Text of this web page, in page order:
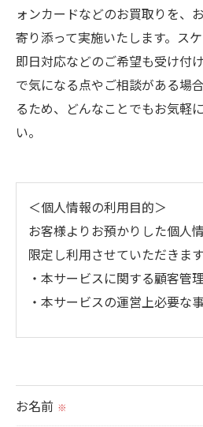
ォンカードなどのお買取りを、
寄り添って実施いたします。ス
即日対応などのご希望も受け付
で気になる点やご相談がある場
るため、どんなことでもお気軽
い。
＜個人情報の利用目的＞
お客様よりお預かりした個人
限定し利用させていただきます
・本サービスに関する顧客管
・本サービスの運営上必要な
られた場合を除き、
お名前 ※